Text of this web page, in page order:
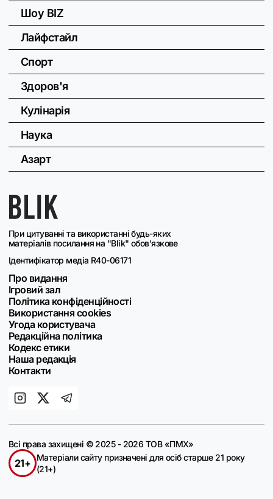
При цитуванні та використанні будь-яких
матеріалів посилання на "Blik" обов'язкове
Ідентифікатор медіа R40-06171
Про видання
Ігровий зал
Політика конфіденційності
Використання cookies
Угода користувача
Редакційна політика
Кодекс етики
Наша редакція
Контакти
Шоу BIZ
Лайфстайл
Спорт
Здоров'я
Кулінарія
Наука
Азарт
Всі права захищені © 2025 - 2026 ТОВ «ПМХ»
21+
Матеріали сайту призначені для осіб старше 21 року
(21+)